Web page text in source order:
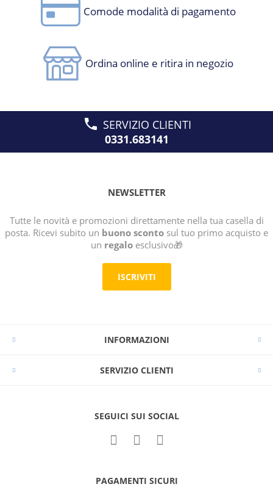
Comode modalità di pagamento
Ordina online e ritira in negozio
SERVIZIO CLIENTI
0331.683141
NEWSLETTER
Tutte le novità e promozioni direttamente nella tua casella di
posta. Ricevi subito un buono sconto sul tuo primo acquisto e
un regaloesclusivo🎁
ISCRIVITI
INFORMAZIONI
SERVIZIO CLIENTI
SEGUICI SUI SOCIAL
PAGAMENTI SICURI